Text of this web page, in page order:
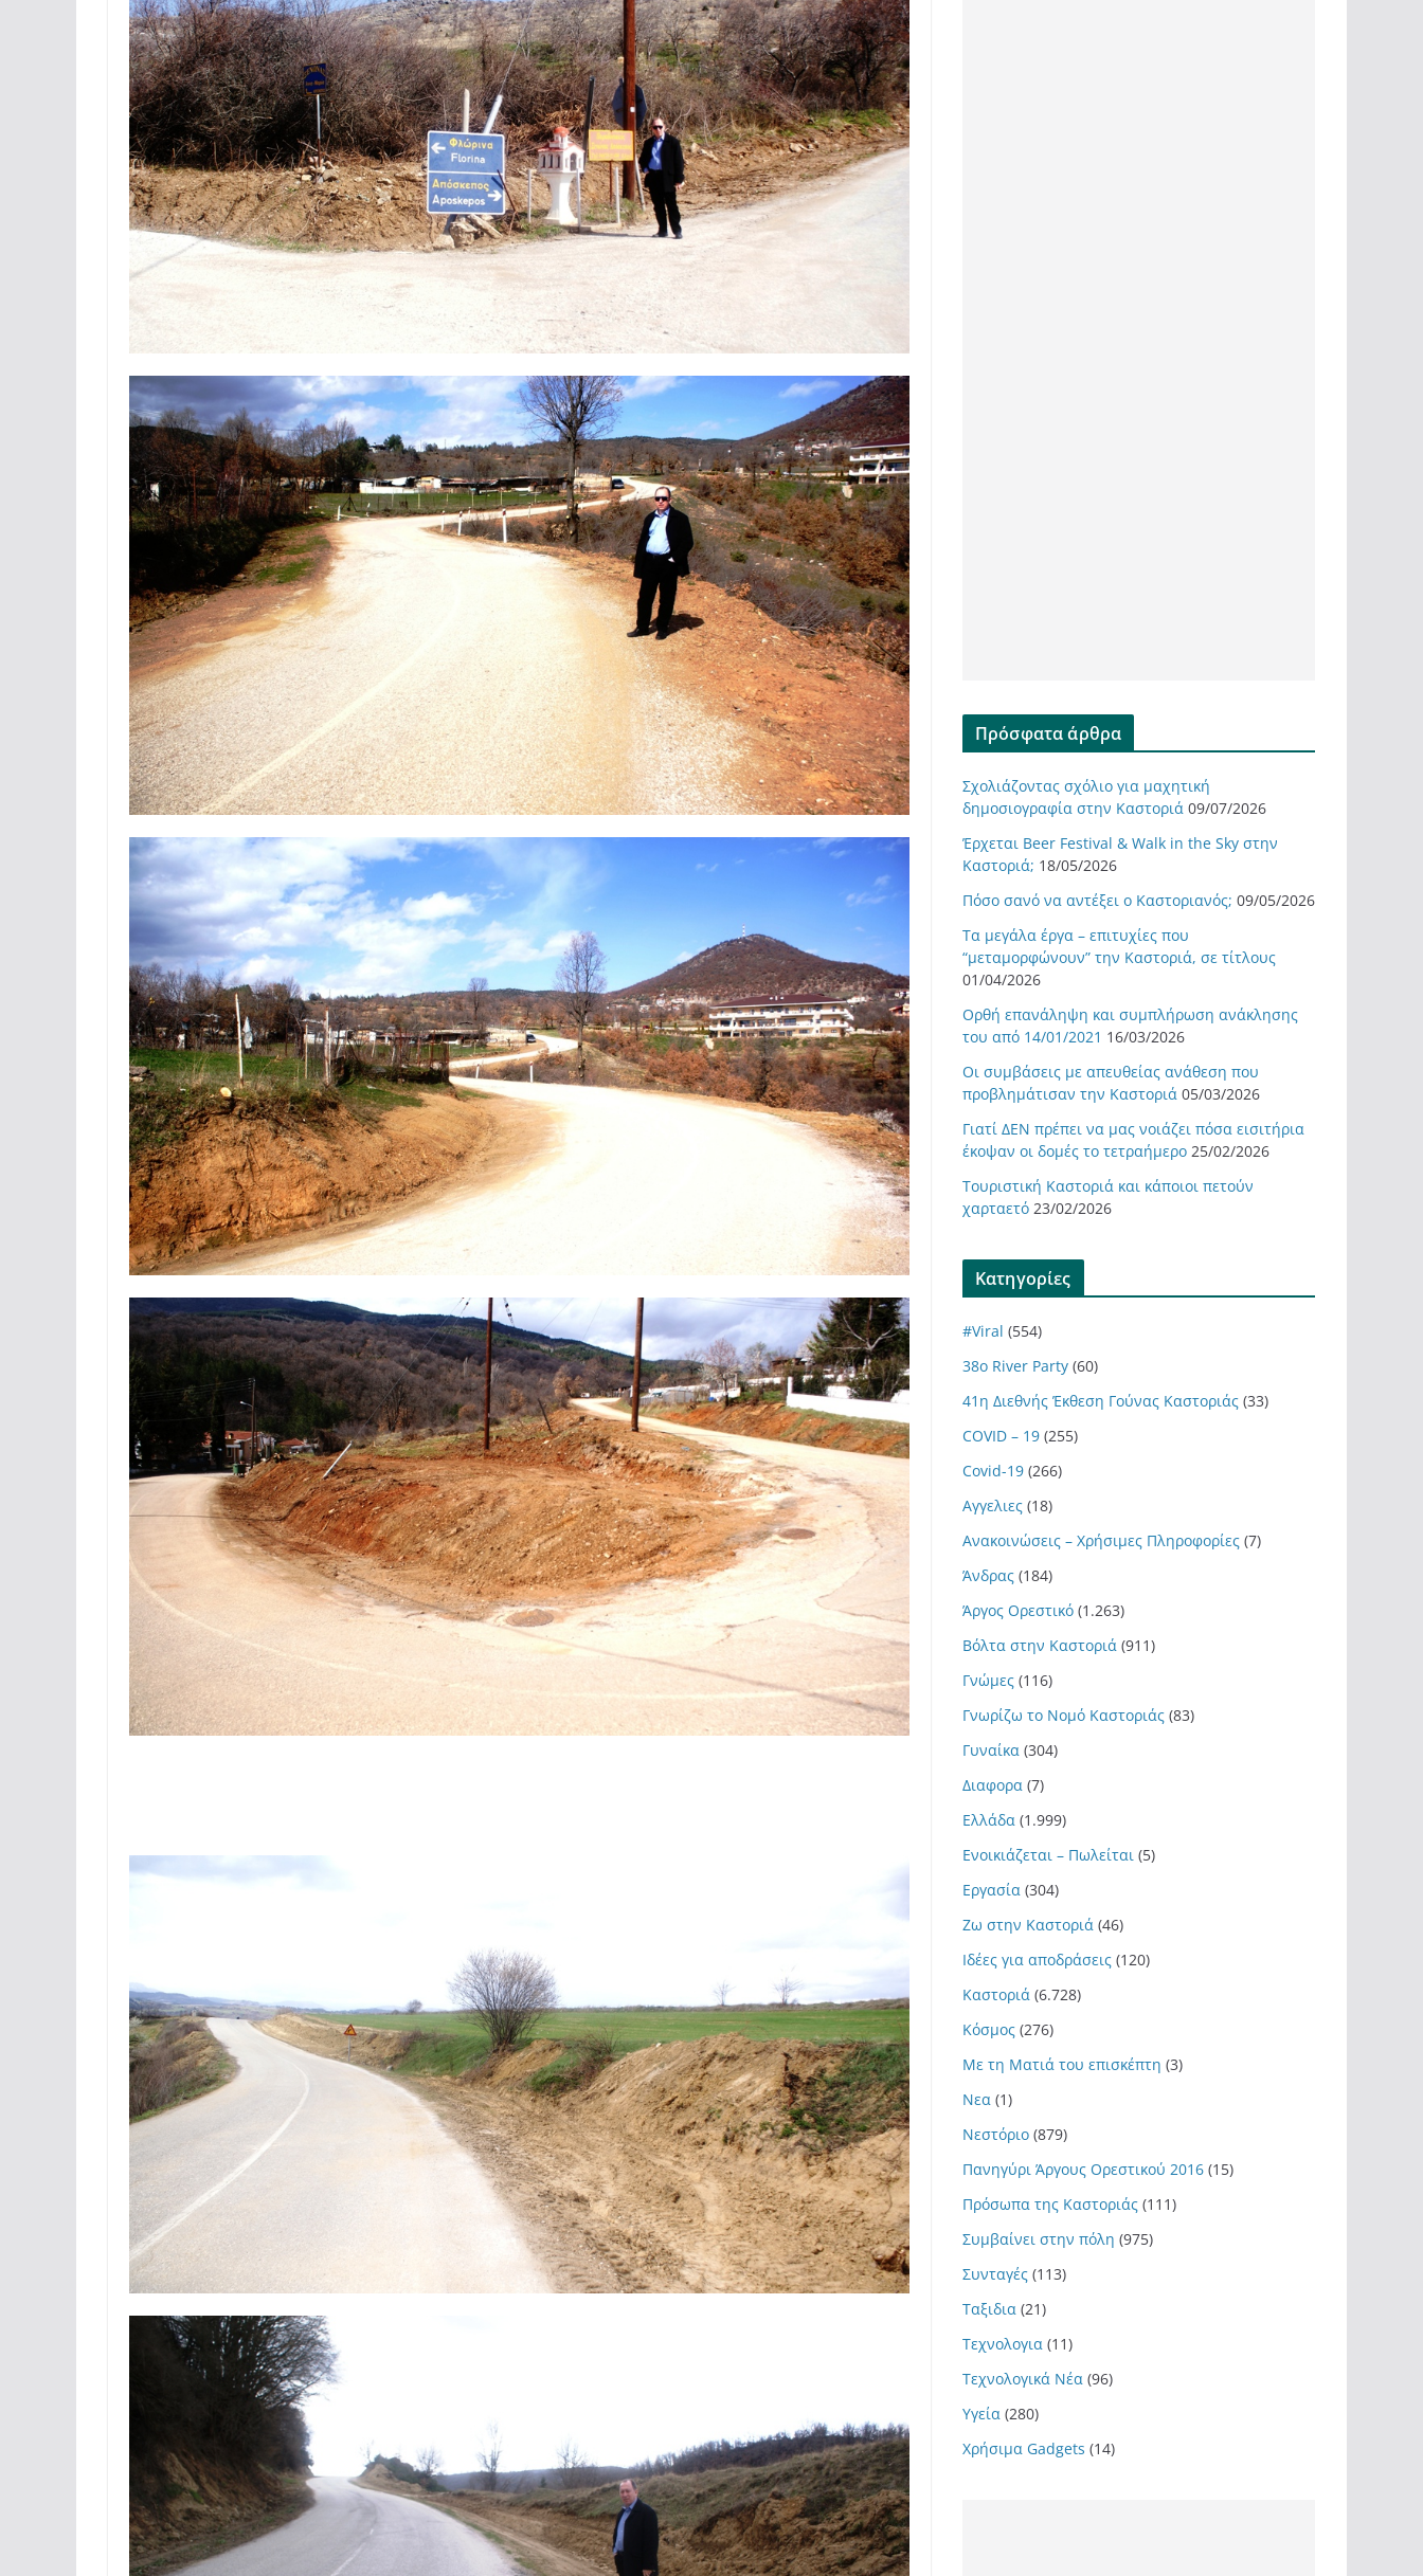
Πρόσφατα άρθρα
Σχολιάζοντας σχόλιο για μαχητική
δημοσιογραφία στην Καστοριά 09/07/2026
Έρχεται Beer Festival & Walk in the Sky στην
Καστοριά; 18/05/2026
Πόσο σανό να αντέξει ο Καστοριανός; 09/05/2026
Τα μεγάλα έργα – επιτυχίες που
“μεταμορφώνουν” την Καστοριά, σε τίτλους
01/04/2026
Ορθή επανάληψη και συμπλήρωση ανάκλησης
του από 14/01/2021 16/03/2026
Οι συμβάσεις με απευθείας ανάθεση που
προβλημάτισαν την Καστοριά 05/03/2026
Γιατί ΔΕΝ πρέπει να μας νοιάζει πόσα εισιτήρια
έκοψαν οι δομές το τετραήμερο 25/02/2026
Τουριστική Καστοριά και κάποιοι πετούν
χαρταετό 23/02/2026
Kατηγορίες
#Viral (554)
38ο River Party (60)
41η Διεθνής Έκθεση Γούνας Καστοριάς (33)
COVID – 19 (255)
Covid-19 (266)
Αγγελιες (18)
Ανακοινώσεις – Χρήσιμες Πληροφορίες (7)
Άνδρας (184)
Άργος Ορεστικό (1.263)
Βόλτα στην Καστοριά (911)
Γνώμες (116)
Γνωρίζω το Νομό Καστοριάς (83)
Γυναίκα (304)
Διαφορα (7)
Ελλάδα (1.999)
Ενοικιάζεται – Πωλείται (5)
Εργασία (304)
Ζω στην Καστοριά (46)
Ιδέες για αποδράσεις (120)
Καστοριά (6.728)
Κόσμος (276)
Με τη Ματιά του επισκέπτη (3)
Νεα (1)
Νεστόριο (879)
Πανηγύρι Άργους Ορεστικού 2016 (15)
Πρόσωπα της Καστοριάς (111)
Συμβαίνει στην πόλη (975)
Συνταγές (113)
Ταξιδια (21)
Τεχνολογια (11)
Τεχνολογικά Νέα (96)
Υγεία (280)
Χρήσιμα Gadgets (14)